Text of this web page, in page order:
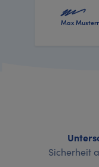
Max
Sicherheit